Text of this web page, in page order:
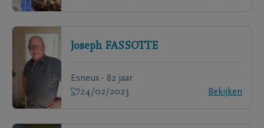
Joseph FASSOTTE
Esneux - 82 jaar
24/02/2023
Bekijken